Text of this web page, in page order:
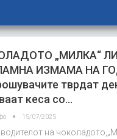
„МИЛКА“
ИЗМАМА НА
тврдат
кеса со…
15/07/2025
на